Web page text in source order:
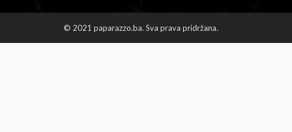
© 2021 paparazzo.ba. Sva prava pridržana.